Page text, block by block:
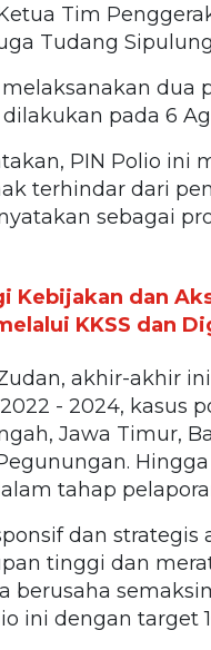
Tim
Tudang
dua
pada 6
PIN Polio ini
terhindar dari
sebagai
Kebijakan dan
KKSS dan
akhir-akhir
- 2024, kasus
Jawa Timur,
tahap
dan
tinggi dan
berusaha
ini dengan target